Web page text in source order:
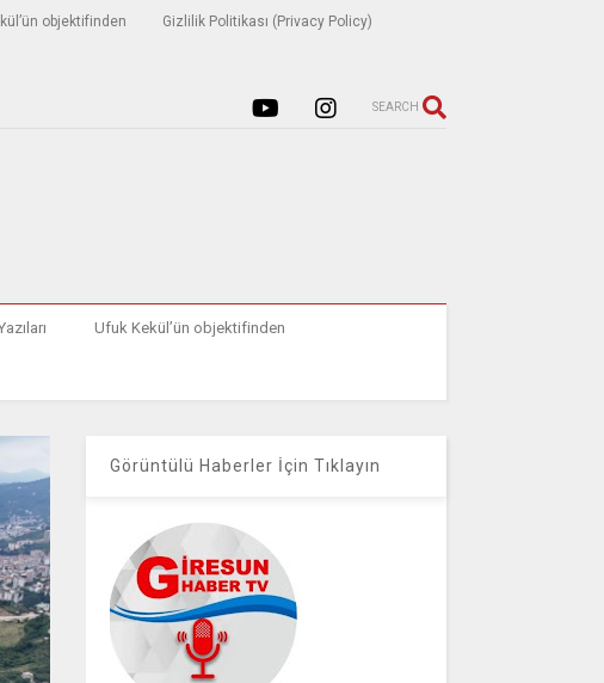
objektifinden Gizlilik Politikası (Privacy Policy)
SEARCH
Ufuk Kekül’ün objektifinden
Görüntülü Haberler İçin Tıklayın